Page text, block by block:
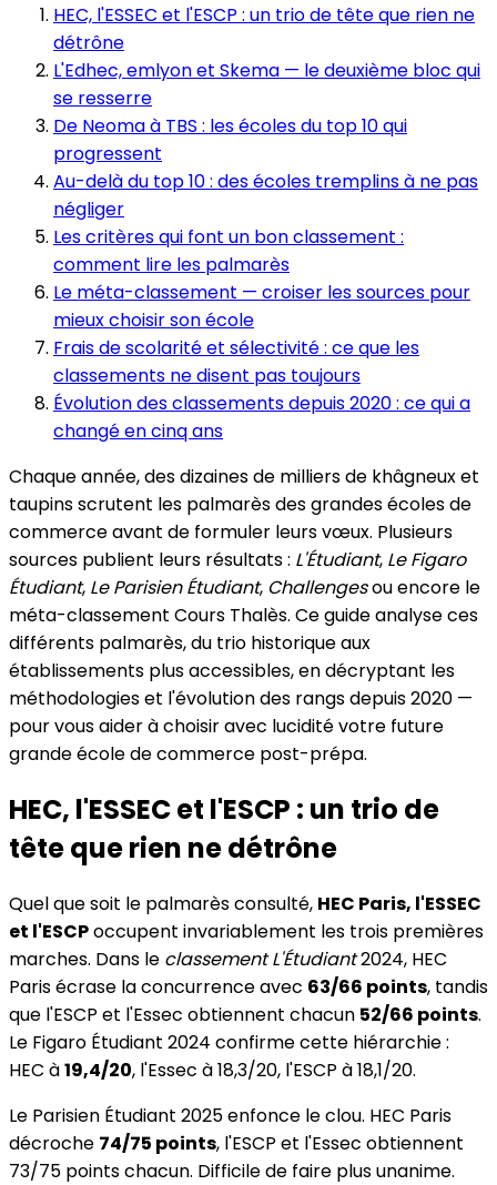
HEC, l'ESSEC et l'ESCP : un trio de tête que rien ne
détrône
L'Edhec, emlyon et Skema — le deuxième bloc qui
se resserre
De Neoma à TBS : les écoles du top 10 qui
progressent
Au-delà du top 10 : des écoles tremplins à ne pas
négliger
Les critères qui font un bon classement :
comment lire les palmarès
Le méta-classement — croiser les sources pour
mieux choisir son école
Frais de scolarité et sélectivité : ce que les
classements ne disent pas toujours
Évolution des classements depuis 2020 : ce qui a
changé en cinq ans
Chaque année, des dizaines de milliers de khâgneux et
taupins scrutent les palmarès des grandes écoles de
commerce avant de formuler leurs vœux. Plusieurs
sources publient leurs résultats : L'Étudiant, Le Figaro
Étudiant, Le Parisien Étudiant, Challengesou encore le
méta-classement Cours Thalès. Ce guide analyse ces
différents palmarès, du trio historique aux
établissements plus accessibles, en décryptant les
méthodologies et l'évolution des rangs depuis 2020 —
pour vous aider à choisir avec lucidité votre future
grande école de commerce post-prépa.
HEC, l'ESSEC et l'ESCP : un trio de
tête que rien ne détrône
Quel que soit le palmarès consulté, HEC Paris, l'ESSEC
et l'ESCPoccupent invariablement les trois premières
marches. Dans le classement L'Étudiant2024, HEC
Paris écrase la concurrence avec 63/66 points, tandis
que l'ESCP et l'Essec obtiennent chacun 52/66 points.
Le Figaro Étudiant 2024 confirme cette hiérarchie :
HEC à19,4/20, l'Essec à 18,3/20, l'ESCP à 18,1/20.
Le Parisien Étudiant 2025 enfonce le clou. HEC Paris
décroche 74/75 points, l'ESCP et l'Essec obtiennent
73/75 points chacun. Difficile de faire plus unanime.